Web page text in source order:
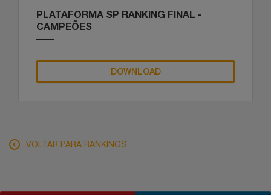
PLATAFORMA SP RANKING FINAL -
CAMPEÕES
DOWNLOAD
VOLTAR PARA RANKINGS